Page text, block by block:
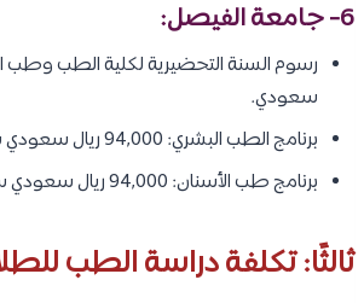
6- جامعة الفيصل:
سعودي.
برنامج الطب البشري: 94,000 ريال سعودي سنويا.
برنامج طب الأسنان: 94,000 ريال سعودي سنويا.
ثالثًا: تكلفة دراسة الطب